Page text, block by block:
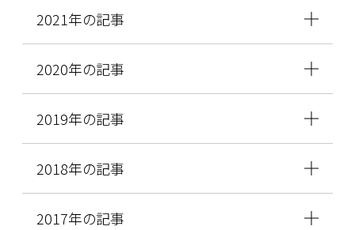
2021年の記事
2020年の記事
2019年の記事
2018年の記事
2017年の記事